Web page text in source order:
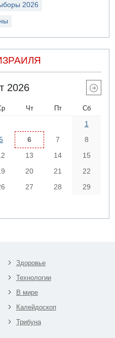
2026
2026
Чт Пт Сб
1
6 7
8
13 14
15
20 21
22
27 28
29
Здоровье
Технологии
В мире
Калейдоскоп
Трибуна